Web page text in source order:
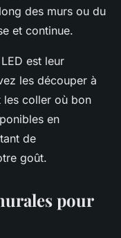
des murs ou du
et continue.
est leur
les découper à
les coller où bon
en
de
goût.
pour